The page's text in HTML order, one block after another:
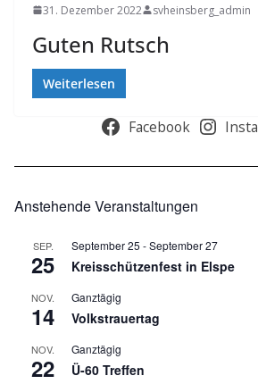
31. Dezember 2022 svheinsberg_admin
Guten Rutsch
Weiterlesen
Facebook
Anstehende Veranstaltungen
SEP.
25
September 25 -September 27
Kreisschützenfest in Elspe
NOV.
14
Ganztägig
Volkstrauertag
NOV.
22
Ganztägig
Ü-60 Treffen